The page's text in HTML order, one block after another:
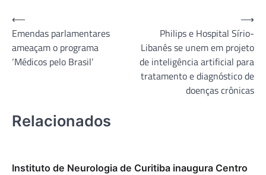
Navegação
de
Post
⟵
Emendas parlamentares
ameaçam o programa
‘Médicos pelo Brasil’
Philips e Hospital Sírio-
Libanês se unem em projeto
de inteligência artificial para
tratamento e diagnóstico de
doenças crônicas
⟶
Relacionados
Instituto de Neurologia de Curitiba inaugura Centro